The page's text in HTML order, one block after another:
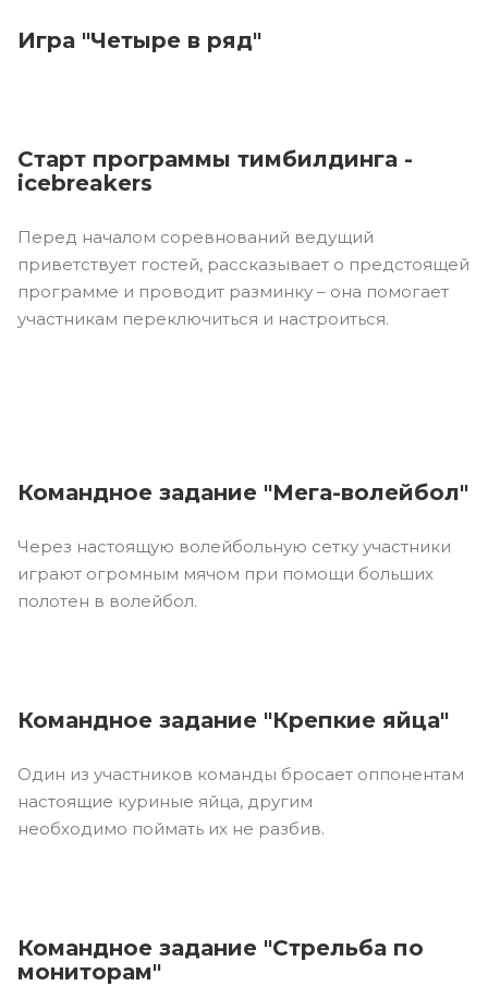
Игра "Четыре в ряд"
Старт программы тимбилдинга -
icebreakers
Перед началом соревнований ведущий
приветствует гостей, рассказывает о предстоящей
программе и проводит разминку – она помогает
участникам переключиться и настроиться.
Командное задание "Мега-волейбол"
Через настоящую волейбольную сетку участники
играют огромным мячом при помощи больших
полотен в волейбол.
Командное задание "Крепкие яйца"
Один из участников команды бросает оппонентам
настоящие куриные яйца, другим
необходимо поймать их не разбив.
Командное задание "Стрельба по
мониторам"